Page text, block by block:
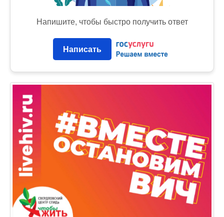
Напишите, чтобы быстро получить ответ
Написать